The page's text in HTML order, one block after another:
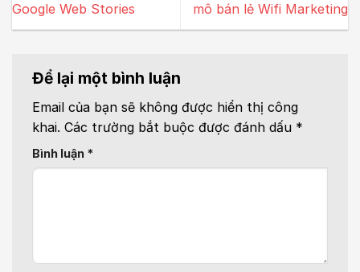
Google Web Stories
mô bán lẻ Wifi Marketing
Để lại một bình luận
Email của bạn sẽ không được hiển thị công
khai. Các trường bắt buộc được đánh dấu *
Bình luận *